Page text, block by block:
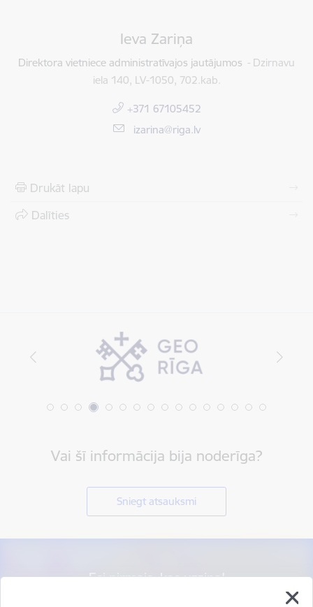
Ieva Zariņa
Direktora vietniece administratīvajos jautājumos
Dzirnavu
iela 140, LV-1050, 702.kab.
+371 67105452
E-pasts:
izarina@riga.lv
Drukāt lapu
Dalīties
Vai šī informācija bija noderīga?
Sniegt atsauksmi
Esi pirmais, kas uzzina!